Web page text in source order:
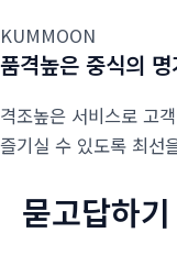
KUMMOON
품격높은 중식의
격조높은 서비스로 고
즐기실 수 있도록 최선
묻고답하기